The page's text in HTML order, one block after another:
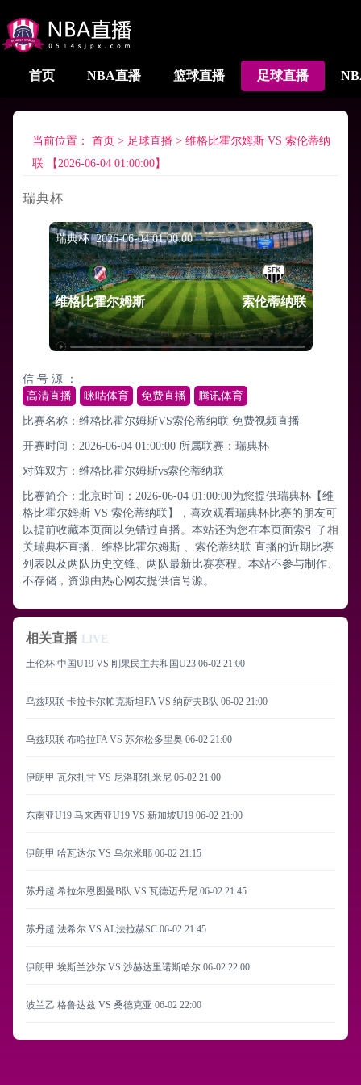
首页 NBA直播 篮球直播 足球直播
当前位置： 首页 > 足球直播 > 维格比霍尔姆斯 VS 索伦蒂纳
联 【2026-06-04 01:00:00】
瑞典杯
瑞典杯 2026-06-04 01:00:00
维格比霍尔姆斯 索伦蒂纳联
信 号 源 ：
高清直播
咪咕体育 免费直播 腾讯体育
比赛名称：维格比霍尔姆斯VS索伦蒂纳联 免费视频直播
开赛时间：2026-06-04 01:00:00 所属联赛： 瑞典杯
对阵双方：维格比霍尔姆斯vs索伦蒂纳联
比赛简介：北京时间：2026-06-04 01:00:00为您提供瑞典杯【维
格比霍尔姆斯 VS 索伦蒂纳联】，喜欢观看瑞典杯比赛的朋友可
以提前收藏本页面以免错过直播。本站还为您在本页面索引了相
关瑞典杯直播、维格比霍尔姆斯 、索伦蒂纳联 直播的近期比赛
列表以及两队历史交锋、两队最新比赛赛程。本站不参与制作、
不存储，资源由热心网友提供信号源。
相关直播 LIVE
土伦杯 中国U19 VS 刚果民主共和国U23 06-02 21:00
乌兹职联 卡拉卡尔帕克斯坦FA VS 纳萨夫B队 06-02 21:00
乌兹职联 布哈拉FA VS 苏尔松多里奥 06-02 21:00
伊朗甲 瓦尔扎甘 VS 尼洛耶扎米尼 06-02 21:00
东南亚U19 马来西亚U19 VS 新加坡U19 06-02 21:00
伊朗甲 哈瓦达尔 VS 乌尔米耶 06-02 21:15
苏丹超 希拉尔恩图曼B队 VS 瓦德迈丹尼 06-02 21:45
苏丹超 法希尔 VS AL法拉赫SC 06-02 21:45
伊朗甲 埃斯兰沙尔 VS 沙赫达里诺斯哈尔 06-02 22:00
波兰乙 格鲁达兹 VS 桑德克亚 06-02 22:00